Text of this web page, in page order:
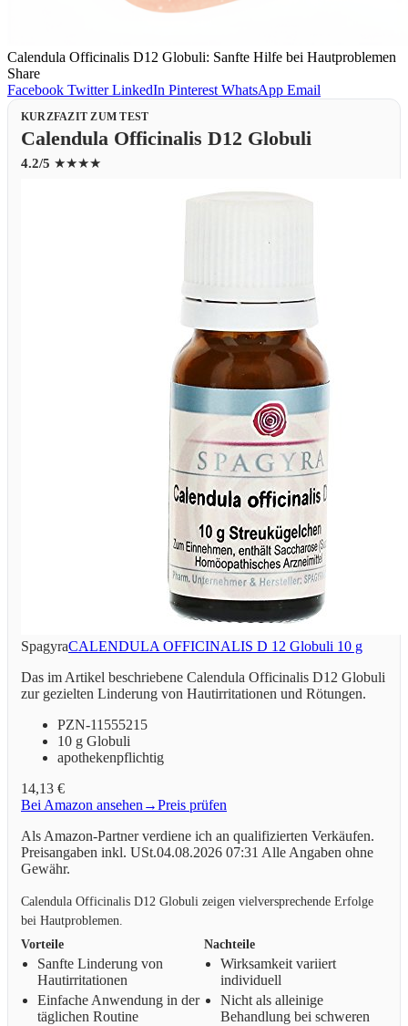
Calendula Officinalis D12 Globuli: Sanfte Hilfe bei Hautproblemen
Share
Facebook Twitter LinkedIn Pinterest WhatsApp Email
KURZFAZIT ZUM TEST
Calendula Officinalis D12 Globuli
4.2/5 ★★★★
SpagyraCALENDULA OFFICINALIS D 12 Globuli 10 g
Das im Artikel beschriebene Calendula Officinalis D12 Globuli
zur gezielten Linderung von Hautirritationen und Rötungen.
PZN-11555215
10 g Globuli
apothekenpflichtig
14,13 €
Bei Amazon ansehen →Preis prüfen
Als Amazon-Partner verdiene ich an qualifizierten Verkäufen.
Preisangaben inkl. USt.04.08.2026 07:31 Alle Angaben ohne
Gewähr.
Calendula Officinalis D12 Globuli zeigen vielversprechende Erfolge
bei Hautproblemen.
Vorteile
Sanfte Linderung von
Hautirritationen
Einfache Anwendung in der
täglichen Routine
Nachteile
Wirksamkeit variiert
individuell
Nicht als alleinige
Behandlung bei schweren